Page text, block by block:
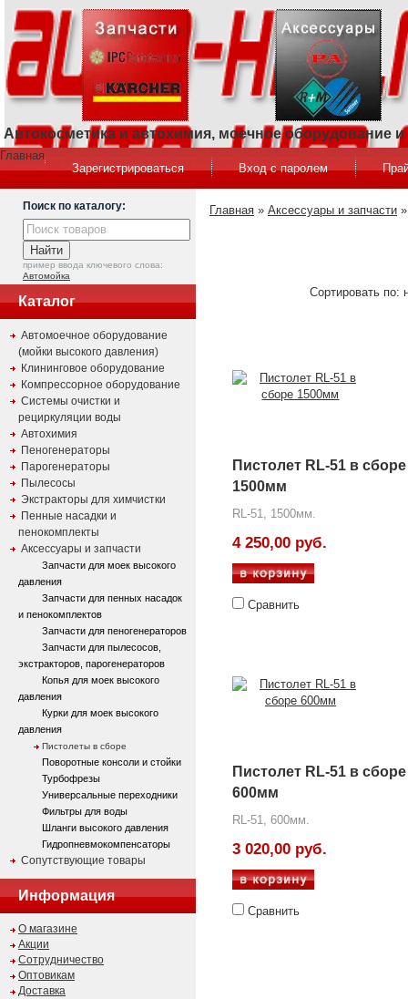
Автокосметика и автохимия, моечное оборудование
Главная
Зарегистрироваться
Вход с паролем
Поиск по каталогу:
пример ввода ключевого слова:
Автомойка
Каталог
Автомоечное оборудование
(мойки высокого давления)
Клининговое оборудование
Компрессорное оборудование
Системы очистки и
рециркуляции воды
Автохимия
Пеногенераторы
Парогенераторы
Пылесосы
Экстракторы для химчистки
Пенные насадки и
пенокомплекты
Аксессуары и запчасти
Запчасти для моек высокого
давления
Запчасти для пенных насадок
и пенокомплектов
Запчасти для пеногенераторов
Запчасти для пылесосов,
экстракторов, парогенераторов
Копья для моек высокого
давления
Курки для моек высокого
давления
Пистолеты в сборе
Поворотные консоли и стойки
Турбофрезы
Универсальные переходники
Фильтры для воды
Шланги высокого давления
Гидропневмокомпенсаторы
Сопутствующие товары
Информация
О магазине
Акции
Сотрудничество
Оптовикам
Доставка
Главная » Аксессуары и запчасти
Сортировать по:
Пистолет RL-51 в сборе
1500мм
RL-51, 1500мм.
4 250,00 руб.
Сравнить
Пистолет RL-51 в сборе
600мм
RL-51, 600мм.
3 020,00 руб.
Сравнить